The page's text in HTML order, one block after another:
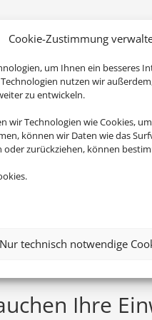
Cookie-Zustimmung
um Ihnen ein besseres
nutzen wir
zu entwickeln.
wir Technologien wie Cookies,
können wir Daten wie das
zurückziehen, können
Nur technisch notwendige
Ihre